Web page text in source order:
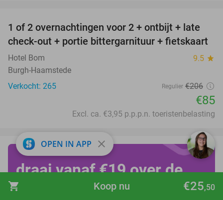
shopping_cart €25,50
Koop nu
59%
1 of 2 overnachtingen voor 2 + ontbijt + late
check-out + portie bittergarnituur + fietskaart
Hotel Bom 9.5 star
Burgh-Haamstede
Verkocht: 265
Regulier €206
€85
Excl. ca. €3,95 p.p.p.n. toeristenbelasting
draai vanaf €19 over de
kop op Achtbanendag!
OPEN IN APP close